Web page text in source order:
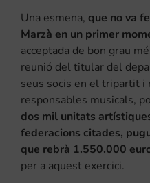
Una esmena, que no va
Marzà en un primer
acceptada de bon grau
reunió del titular del
seus socis en el tripartit i
responsables musicals,
dos mil unitats
federacions citades,
que rebrà 1.550.000
per a aquest exercici.